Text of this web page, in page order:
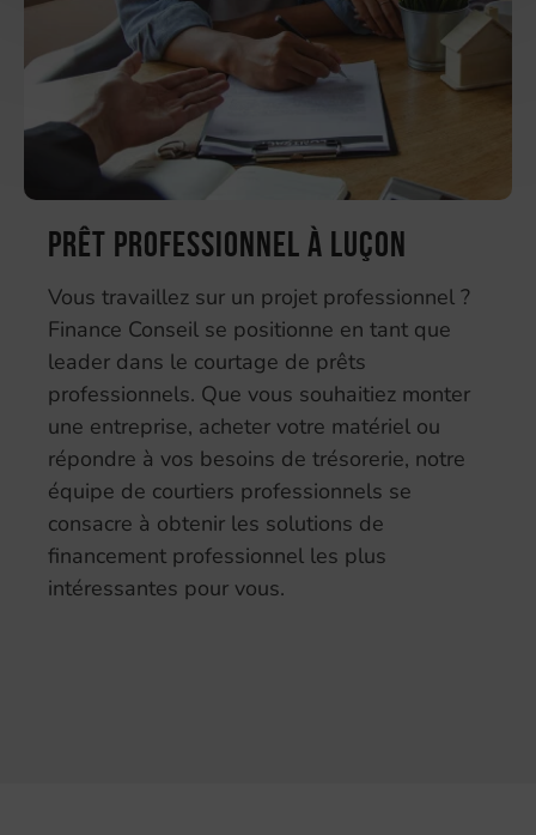
Prêt professionnel à Luçon
Vous travaillez sur un projet professionnel ?
Finance Conseil se positionne en tant que
leader dans le courtage de prêts
professionnels. Que vous souhaitiez monter
une entreprise, acheter votre matériel ou
répondre à vos besoins de trésorerie, notre
équipe de courtiers professionnels se
consacre à obtenir les solutions de
financement professionnel les plus
intéressantes pour vous.